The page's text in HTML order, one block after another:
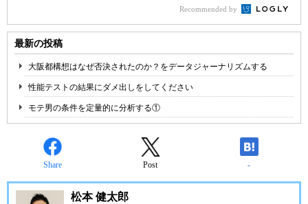
Recommended by
最新の投稿
大阪都構想はなぜ否決されたのか？をデータジャーナリズムする
性能テストの結果にダメ出しをしてください
モテ男の条件を定量的に分析する①
Share Post -
松本 健太郎